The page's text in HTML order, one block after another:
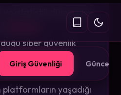
istatistik dünyasının
siber güvenlik
sunucu
ötesine
yaşadığı